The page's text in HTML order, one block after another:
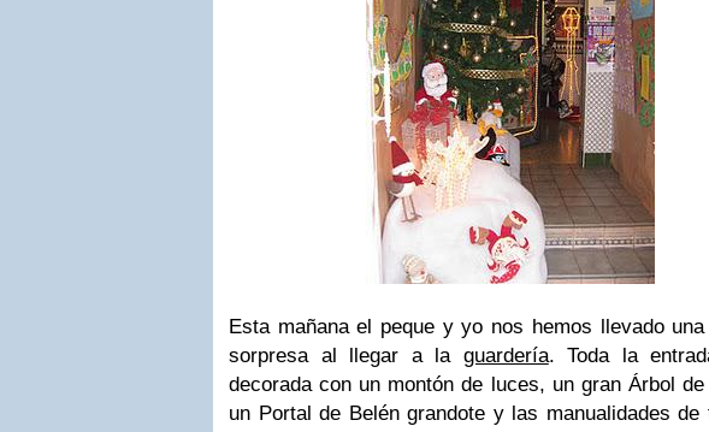
Esta mañana el peque y yo nos hemos llevado
sorpresa al llegar a la guardería. Toda la
decorada con un montón de luces, un gran Árbol de
un Portal de Belén grandote y las manualidades de